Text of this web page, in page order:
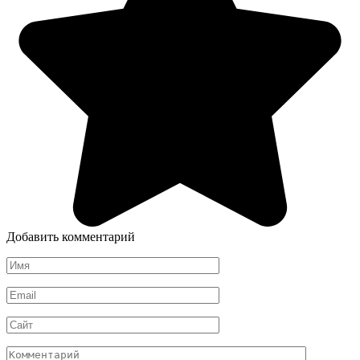
Добавить комментарий
Имя
*
Email
*
Сайт
Комментарий